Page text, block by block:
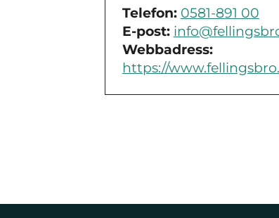
Telefon: 0581-891 00
E-post:
Webbadress:
https://